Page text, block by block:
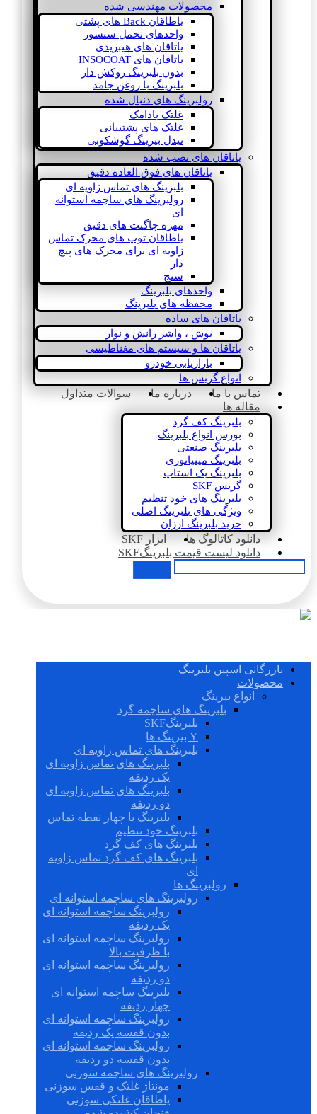
محصولات مهندسی شده
یاطاقان Back های پشتی
واحدهای تحمل سنسور
یاتاقان های هیبریدی
یاتاقان های INSOCOAT
بدون بلبرینگ روکش دار
بلبرینگ با روغن جامد
رولبرینگ های دنبال شده
غلتک بادامک
غلتک های پشتیبانی
نیدل بیرینگ گوشکوبی
یاتاقان های نصب شده
یاتاقان های فوق العاده دقیق
بلبرینگ های تماس زاویه ای
رولبرینگ های ساچمه استوانه
ای
مهره چاگنت های دقیق
یاطاقان توپ های محرک تماس
زاویه ای برای محرک های پیچ
دار
سنج
واحدهای بلبرینگ
محفظه های بلبرینگ
یاتاقان های ساده
بوش ، واشر رانش و نوار
یاتاقان ها و سیستم های مغناطیسی
بازاریابی خودرو
انواع گریس ها
تماس با ما درباره ما
سوالات متداول
مقاله ها
بلبرینگ کف گرد
بورس انواع بلبرینگ
بلبرینگ صنعتی
بلبرینگ مینیاتوری
بلبرینگ بک استاپ
گریس SKF
بلبرینگ های خود تنظیم
ویژگی های بلبرینگ اصلی
خرید بلبرینگ ارزان
دانلود کاتالوگ ها
ابزار SKF
دانلود لیست قیمت بلبرینگSKF
بازرگانی اسپین بلبرینگ
محصولات
انواع بیرینگ
بلبرینگ های ساچمه گرد
بلبرینگSKF
Y بیرینگ ها
بلبرینگ های تماس زاویه ای
بلبرینگ های تماس زاویه ای
یک ردیفه
بلبرینگ های تماس زاویه ای
دو ردیفه
بلبرینگ با چهار نقطه تماس
بلبرینگ خود تنظیم
بلبرینگ های کف گرد
بلبرینگ های کف گرد تماس زاویه
ای
رولبرینگ ها
رولبرینگ های ساچمه استوانه ای
رولبرینگ ساچمه استوانه ای
یک ردیفه
رولبرینگ ساچمه استوانه ای
با ظرفیت بالا
رولبرینگ ساچمه استوانه ای
دو ردیفه
بلبرینگ ساچمه استوانه ای
چهار ردیفه
رولبرینگ ساچمه استوانه ای
بدون قفسه یک ردیفه
رولبرینگ ساچمه استوانه ای
بدون قفسه دو ردیفه
رولبرینگ های ساچمه سوزنی
مونتاژ غلتک و قفس سوزنی
یاطاقان غلتکی سوزنی